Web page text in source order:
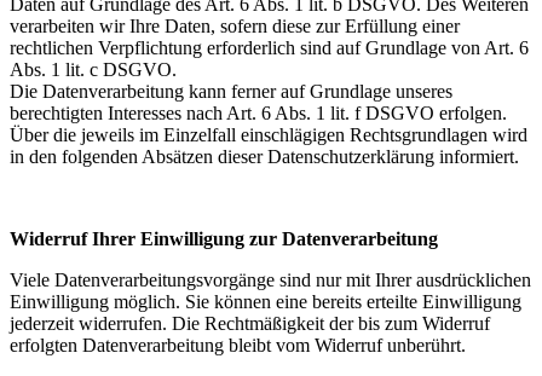
verarbeiten wir Ihre Daten, sofern diese zur Erfüllung einer
rechtlichen Verpflichtung erforderlich sind auf Grundlage von Art. 6
Abs. 1 lit. c DSGVO.
Die Datenverarbeitung kann ferner auf Grundlage unseres
berechtigten Interesses nach Art. 6 Abs. 1 lit. f DSGVO erfolgen.
Über die jeweils im Einzelfall einschlägigen Rechtsgrundlagen wird
in den folgenden Absätzen dieser Datenschutzerklärung informiert.
Widerruf Ihrer Einwilligung zur Datenverarbeitung
Viele Datenverarbeitungsvorgänge sind nur mit Ihrer ausdrücklichen
Einwilligung möglich. Sie können eine bereits erteilte Einwilligung
jederzeit widerrufen. Die Rechtmäßigkeit der bis zum Widerruf
erfolgten Datenverarbeitung bleibt vom Widerruf unberührt.